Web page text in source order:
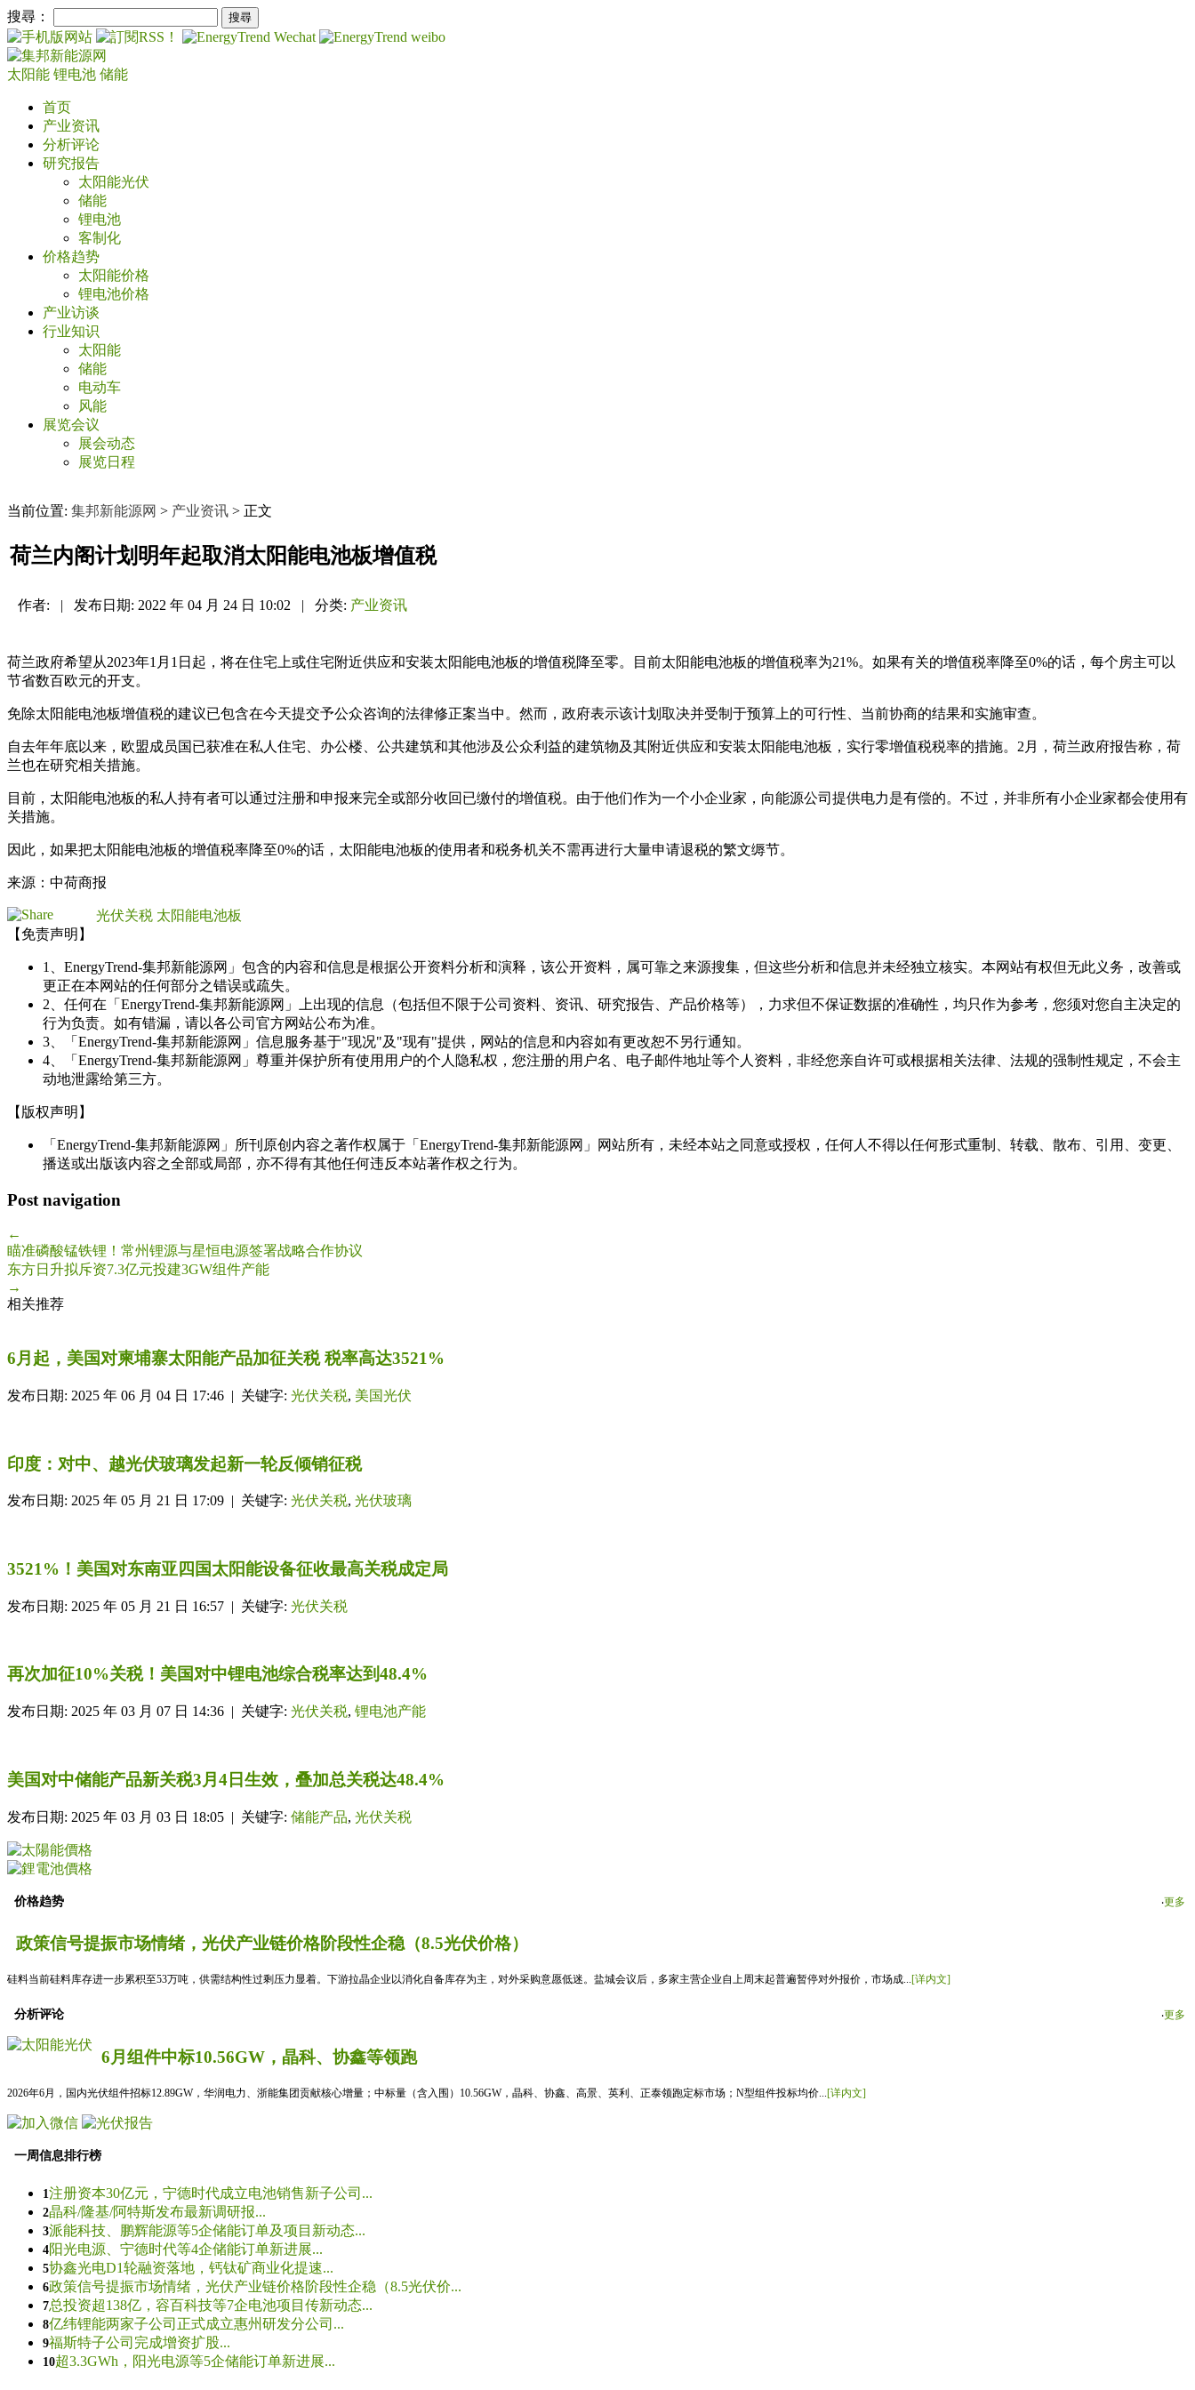
搜尋：
太阳能 锂电池 储能
首页
产业资讯
分析评论
研究报告
太阳能光伏
储能
锂电池
客制化
价格趋势
太阳能价格
锂电池价格
产业访谈
行业知识
太阳能
储能
电动车
风能
展览会议
展会动态
展览日程
当前位置: 集邦新能源网 > 产业资讯 > 正文
荷兰内阁计划明年起取消太阳能电池板增值税
作者: | 发布日期: 2022 年 04 月 24 日 10:02 | 分类: 产业资讯
荷兰政府希望从2023年1月1日起，将在住宅上或住宅附近供应和安装太阳能电池板的增值税降至零。目前太阳能电池板的增值税率为21%。如果有关的增值税率降至0%的话，每个房主可以
节省数百欧元的开支。
免除太阳能电池板增值税的建议已包含在今天提交予公众咨询的法律修正案当中。然而，政府表示该计划取决并受制于预算上的可行性、当前协商的结果和实施审查。
自去年年底以来，欧盟成员国已获准在私人住宅、办公楼、公共建筑和其他涉及公众利益的建筑物及其附近供应和安装太阳能电池板，实行零增值税税率的措施。2月，荷兰政府报告称，荷
兰也在研究相关措施。
目前，太阳能电池板的私人持有者可以通过注册和申报来完全或部分收回已缴付的增值税。由于他们作为一个小企业家，向能源公司提供电力是有偿的。不过，并非所有小企业家都会使用有
关措施。
因此，如果把太阳能电池板的增值税率降至0%的话，太阳能电池板的使用者和税务机关不需再进行大量申请退税的繁文缛节。
来源：中荷商报
光伏关税 太阳能电池板
【免责声明】
1、EnergyTrend-集邦新能源网」包含的内容和信息是根据公开资料分析和演释，该公开资料，属可靠之来源搜集，但这些分析和信息并未经独立核实。本网站有权但无此义务，改善或
更正在本网站的任何部分之错误或疏失。
2、任何在「EnergyTrend-集邦新能源网」上出现的信息（包括但不限于公司资料、资讯、研究报告、产品价格等），力求但不保证数据的准确性，均只作为参考，您须对您自主决定的
行为负责。如有错漏，请以各公司官方网站公布为准。
3、「EnergyTrend-集邦新能源网」信息服务基于"现况"及"现有"提供，网站的信息和内容如有更改恕不另行通知。
4、「EnergyTrend-集邦新能源网」尊重并保护所有使用用户的个人隐私权，您注册的用户名、电子邮件地址等个人资料，非经您亲自许可或根据相关法律、法规的强制性规定，不会主
动地泄露给第三方。
【版权声明】
「EnergyTrend-集邦新能源网」所刊原创内容之著作权属于「EnergyTrend-集邦新能源网」网站所有，未经本站之同意或授权，任何人不得以任何形式重制、转载、散布、引用、变更、
播送或出版该内容之全部或局部，亦不得有其他任何违反本站著作权之行为。
Post navigation
←
瞄准磷酸锰铁锂！常州锂源与星恒电源签署战略合作协议
东方日升拟斥资7.3亿元投建3GW组件产能
→
相关推荐
6月起，美国对柬埔寨太阳能产品加征关税 税率高达3521%
发布日期: 2025 年 06 月 04 日 17:46 | 关键字: 光伏关税, 美国光伏
印度：对中、越光伏玻璃发起新一轮反倾销征税
发布日期: 2025 年 05 月 21 日 17:09 | 关键字: 光伏关税, 光伏玻璃
3521%！美国对东南亚四国太阳能设备征收最高关税成定局
发布日期: 2025 年 05 月 21 日 16:57 | 关键字: 光伏关税
再次加征10%关税！美国对中锂电池综合税率达到48.4%
发布日期: 2025 年 03 月 07 日 14:36 | 关键字: 光伏关税, 锂电池产能
美国对中储能产品新关税3月4日生效，叠加总关税达48.4%
发布日期: 2025 年 03 月 03 日 18:05 | 关键字: 储能产品, 光伏关税
价格趋势 ‧更多
政策信号提振市场情绪，光伏产业链价格阶段性企稳（8.5光伏价格）
硅料当前硅料库存进一步累积至53万吨，供需结构性过剩压力显着。下游拉晶企业以消化自备库存为主，对外采购意愿低迷。盐城会议后，多家主营企业自上周末起普遍暂停对外报价，市场成...[详内文]
分析评论 ‧更多
6月组件中标10.56GW，晶科、协鑫等领跑
2026年6月，国内光伏组件招标12.89GW，华润电力、浙能集团贡献核心增量；中标量（含入围）10.56GW，晶科、协鑫、高景、英利、正泰领跑定标市场；N型组件投标均价... [详内文]
一周信息排行榜
1注册资本30亿元，宁德时代成立电池销售新子公司...
2晶科/隆基/阿特斯发布最新调研报...
3派能科技、鹏辉能源等5企储能订单及项目新动态...
4阳光电源、宁德时代等4企储能订单新进展...
5协鑫光电D1轮融资落地，钙钛矿商业化提速...
6政策信号提振市场情绪，光伏产业链价格阶段性企稳（8.5光伏价...
7总投资超138亿，容百科技等7企电池项目传新动态...
8亿纬锂能两家子公司正式成立惠州研发分公司...
9福斯特子公司完成增资扩股...
10超3.3GWh，阳光电源等5企储能订单新进展...